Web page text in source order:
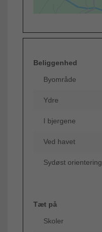
Beliggenhed
Byområde
Ydre
I bjergene
Ved havet
Sydøst orientering
Tæt på
Skoler